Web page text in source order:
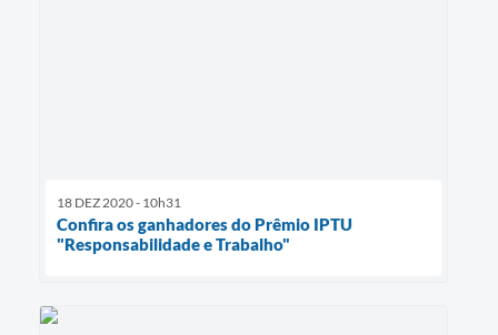
18 DEZ 2020 - 10h31
Confira os ganhadores do Prêmio IPTU
"Responsabilidade e Trabalho"